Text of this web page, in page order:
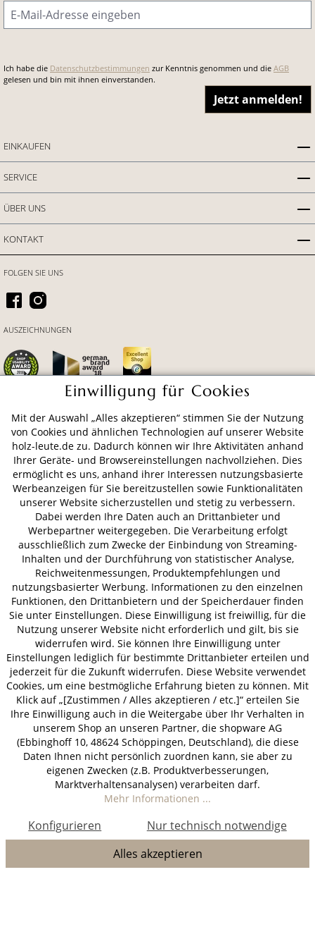
E-Mail-Adresse*
Ich habe die Datenschutzbestimmungen zur Kenntnis genommen und die AGB
gelesen und bin mit ihnen einverstanden.
Jetzt anmelden!
EINKAUFEN
SERVICE
ÜBER UNS
KONTAKT
ZAHLUNGSARTEN
VERSAND
FOLGEN SIE UNS
AUSZEICHNUNGEN
AGB Datenschutz
Impressum
© 2026 HOLZ-LEUTE
* Alle Preise inkl. gesetzl. Mehrwertsteuer zzgl.Versandkosten.
Einwilligung für Cookies
Mit der Auswahl „Alles akzeptieren“ stimmen Sie der Nutzung
von Cookies und ähnlichen Technologien auf unserer Website
holz-leute.de zu. Dadurch können wir Ihre Aktivitäten anhand
Ihrer Geräte- und Browsereinstellungen nachvollziehen. Dies
ermöglicht es uns, anhand ihrer Interessen nutzungsbasierte
Werbeanzeigen für Sie bereitzustellen sowie Funktionalitäten
unserer Website sicherzustellen und stetig zu verbessern.
Dabei werden Ihre Daten auch an Drittanbieter und
Werbepartner weitergegeben. Die Verarbeitung erfolgt
ausschließlich zum Zwecke der Einbindung von Streaming-
Inhalten und der Durchführung von statistischer Analyse,
Reichweitenmessungen, Produktempfehlungen und
nutzungsbasierter Werbung. Informationen zu den einzelnen
Funktionen, den Drittanbietern und der Speicherdauer finden
Sie unter Einstellungen. Diese Einwilligung ist freiwillig, für die
Nutzung unserer Website nicht erforderlich und gilt, bis sie
widerrufen wird. Sie können Ihre Einwilligung unter
Einstellungen lediglich für bestimmte Drittanbieter erteilen und
jederzeit für die Zukunft widerrufen. Diese Website verwendet
Cookies, um eine bestmögliche Erfahrung bieten zu können. Mit
Klick auf „[Zustimmen / Alles akzeptieren / etc.]“ erteilen Sie
Ihre Einwilligung auch in die Weitergabe über Ihr Verhalten in
unserem Shop an unseren Partner, die shopware AG
(Ebbinghoff 10, 48624 Schöppingen, Deutschland), die diese
Daten Ihnen nicht persönlich zuordnen kann, sie aber zu
eigenen Zwecken (z.B. Produktverbesserungen,
Marktverhaltensanalysen) verarbeiten darf.
Mehr Informationen ...
Nur technisch notwendige
Konfigurieren
Alles akzeptieren